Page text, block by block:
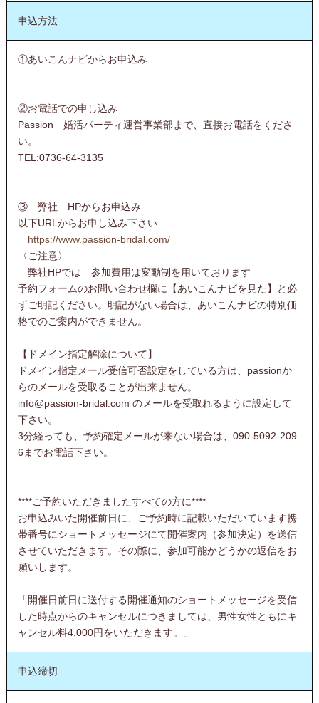
申込方法
①あいこんナビからお申込み
②お電話での申し込み
Passion 婚活パーティ運営事業部まで、直接お電話をくださ
い。
TEL:0736-64-3135
③ 弊社 HPからお申込み
以下URLからお申し込み下さい
https://www.passion-bridal.com/
〈ご注意〉
弊社HPでは 参加費用は変動制を用いております
予約フォームのお問い合わせ欄に【あいこんナビを見た】と必
ずご明記ください。明記がない場合は、あいこんナビの特別価
格でのご案内ができません。
【ドメイン指定解除について】
ドメイン指定メール受信可否設定をしている方は、passionか
らのメールを受取ることが出来ません。
info@passion-bridal.com のメールを受取れるように設定して
下さい。
3分経っても、予約確定メールが来ない場合は、090-5092-209
6までお電話下さい。
****ご予約いただきましたすべての方に****
お申込みいた開催前日に、ご予約時に記載いただいています携
帯番号にショートメッセージにて開催案内（参加決定）を送信
させていただきます。その際に、参加可能かどうかの返信をお
願いします。
「開催日前日に送付する開催通知のショートメッセージを受信
した時点からのキャンセルにつきましては、男性女性ともにキ
ャンセル料4,000円をいただきます。」
申込締切